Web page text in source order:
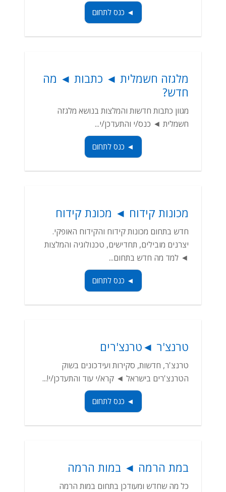
◄ כנס לתחום
מלגזה חשמלית ◄ כתבות ◄ מה
חדש?
מגוון כתבות חדשות והמלצות בנושא מלגזה
חשמלית ◄ כנס/י והתעדכן/י...
◄ כנס לתחום
מכונות קידוח ◄ מכונת קידוח
חדש בתחום מכונות קידוח והקידוח האופקי.
יצרנים מובילים, תחדישים, טכנולוגיה והמלצות
◄ למד מה חדש בתחום...
◄ כנס לתחום
טרנצ'ר ◄טרנצ'רים
טרנצ'ר, חדשות, סקירות ועידכונים בשוק
הטרנצ'רים בישראל ◄ קרא/י עוד והתעדכן/י!...
◄ כנס לתחום
במת הרמה ◄ במות הרמה
כל מה שחדש ומעודכן בתחום במות הרמה